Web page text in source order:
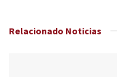
Relacionado Noticias